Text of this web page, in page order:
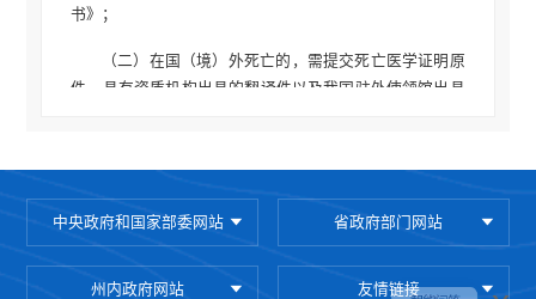
书》；
（二）在国（境）外死亡的，需提交死亡医学证明原
件、具有资质机构出具的翻译件以及我国驻外使领馆出具
中央政府和国家部委网站 省政府部门网站
州内政府网站 友情链接